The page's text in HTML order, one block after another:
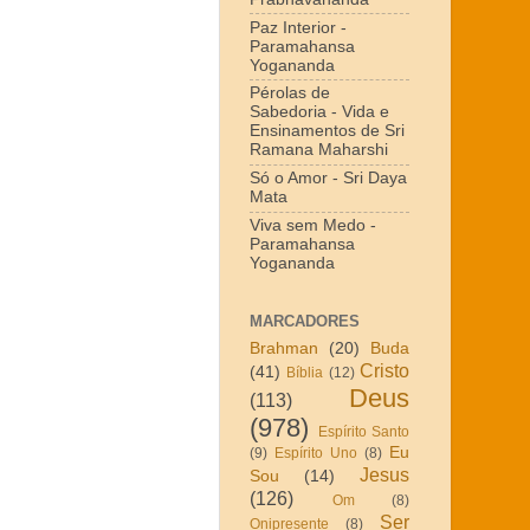
Paz Interior -
Paramahansa
Yogananda
Pérolas de
Sabedoria - Vida e
Ensinamentos de Sri
Ramana Maharshi
Só o Amor - Sri Daya
Mata
Viva sem Medo -
Paramahansa
Yogananda
MARCADORES
Brahman
(20)
Buda
(41) Bíblia (12) Cristo
(113)
Deus
(978)
Espírito Santo
(9) Espírito Uno (8) Eu
Sou
(14)
Jesus
(126)
Om
(8)
Onipresente
(8)
Ser